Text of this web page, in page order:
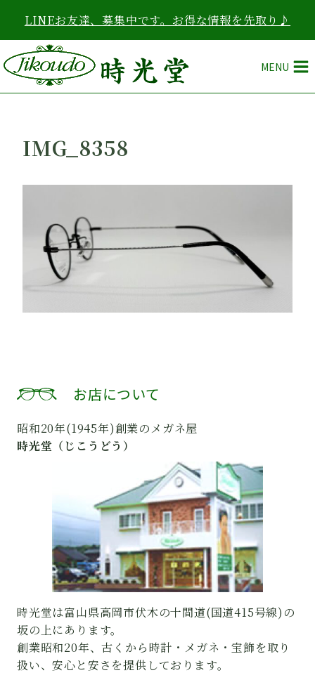
を
ス
キ
ッ
LINEお友達、募集中です。お得な情報を先取り♪
MENU
IMG_8358
お店について
昭和20年(1945年)創業のメガネ屋
時光堂（じこうどう）
時光堂は富山県高岡市伏木の十間道(国道415号線)の
坂の上にあります。
創業昭和20年、古くから時計・メガネ・宝飾を取り
扱い、安心と安さを提供しております。